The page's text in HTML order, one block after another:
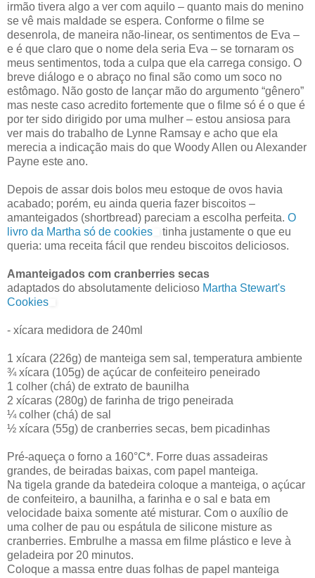
irmão tivera algo a ver com aquilo – quanto mais do menino
se vê mais maldade se espera. Conforme o filme se
desenrola, de maneira não-linear, os sentimentos de Eva –
e é que claro que o nome dela seria Eva – se tornaram os
meus sentimentos, toda a culpa que ela carrega consigo. O
breve diálogo e o abraço no final são como um soco no
estômago. Não gosto de lançar mão do argumento “gênero”
mas neste caso acredito fortemente que o filme só é o que é
por ter sido dirigido por uma mulher – estou ansiosa para
ver mais do trabalho de Lynne Ramsay e acho que ela
merecia a indicação mais do que Woody Allen ou Alexander
Payne este ano.
Depois de assar dois bolos meu estoque de ovos havia
acabado; porém, eu ainda queria fazer biscoitos –
amanteigados (shortbread) pareciam a escolha perfeita. O
livro da Martha só de cookies
tinha justamente o que eu
queria: uma receita fácil que rendeu biscoitos deliciosos.
Amanteigados com cranberries secas
adaptados do absolutamente delicioso Martha Stewart's
Cookies
- xícara medidora de 240ml
1 xícara (226g) de manteiga sem sal, temperatura ambiente
¾ xícara (105g) de açúcar de confeiteiro peneirado
1 colher (chá) de extrato de baunilha
2 xícaras (280g) de farinha de trigo peneirada
¼ colher (chá) de sal
½ xícara (55g) de cranberries secas, bem picadinhas
Pré-aqueça o forno a 160°C*. Forre duas assadeiras
grandes, de beiradas baixas, com papel manteiga.
Na tigela grande da batedeira coloque a manteiga, o açúcar
de confeiteiro, a baunilha, a farinha e o sal e bata em
velocidade baixa somente até misturar. Com o auxílio de
uma colher de pau ou espátula de silicone misture as
cranberries. Embrulhe a massa em filme plástico e leve à
geladeira por 20 minutos.
Coloque a massa entre duas folhas de papel manteiga